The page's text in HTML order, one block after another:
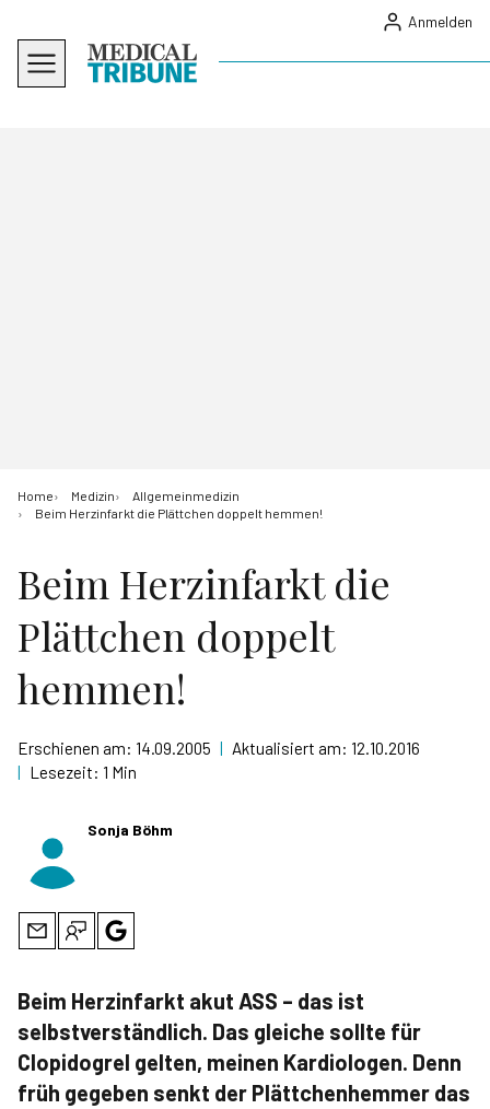
Anmelden
Home Medizin
Allgemeinmedizin
Beim Herzinfarkt die Plättchen doppelt hemmen!
Beim Herzinfarkt die
Plättchen doppelt
hemmen!
Erschienen am: 14.09.2005 | Aktualisiert am: 12.10.2016
| Lesezeit: 1 Min
Sonja Böhm
Beim Herzinfarkt akut ASS – das ist
selbstverständlich. Das gleiche sollte für
Clopidogrel gelten, meinen Kardiologen. Denn
früh gegeben senkt der Plättchenhemmer das